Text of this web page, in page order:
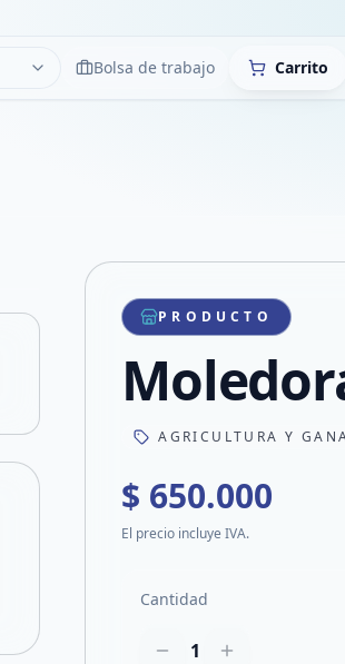
LimpiarBolsa de trabajo Carrito
Compartir producto
Compartir por WhatsApp
Compartir por mail
Compartir en Facebook
Compartir en X
PRODUCTO
AGRICULTURA Y
$ 650.000
El precio incluye IVA.
Cantidad
1